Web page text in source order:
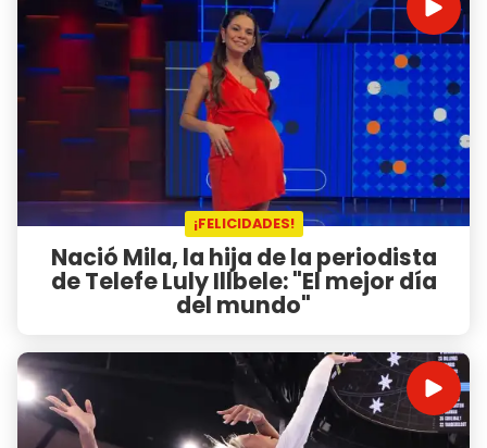
¡FELICIDADES!
Nació Mila, la hija de la periodista
de Telefe Luly Illbele: "El mejor día
del mundo"